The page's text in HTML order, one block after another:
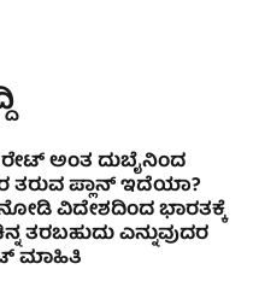
ಅಂತ ದುಬೈನಿಂದ
ತರುವ ಪ್ಲಾನ್ ಇದೆಯಾ?
ವಿದೇಶದಿಂದ ಭಾರತಕ್ಕೆ
ತರಬಹುದು ಎನ್ನುವುದರ
ಮಾಹಿತಿ